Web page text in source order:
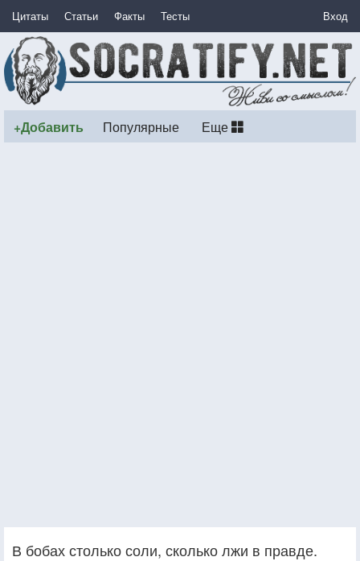
Цитаты Статьи Факты Тесты Вход
+Добавить Популярные Еще
В бобах столько соли, сколько лжи в правде.